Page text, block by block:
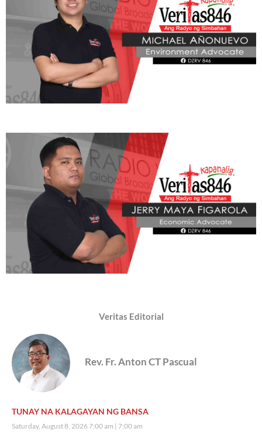
Veritas Editorial
Rev. Fr. Anton CT Pascual
TUNAY NA KALAGAYAN NG BANSA
Saturday, August 8, 2026 7:00 am 7:00 am